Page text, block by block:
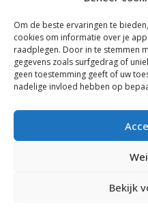
Om de beste ervaringen te
cookies om informatie over je
raadplegen. Door in te stemmen
gegevens zoals surfgedrag of
geen toestemming geeft of uw
nadelige invloed hebben op
Bekijk
Horecamakelaar
Horecamakelaar
Horecamakelaar
Horecamakelaardij Knook &